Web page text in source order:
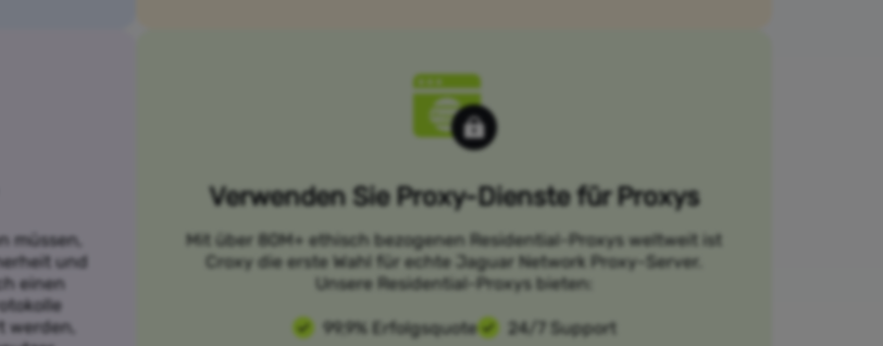
müssen,
und
einen
werden,
Verwenden Sie Proxy-Dienste für Proxys
Mit über 80M+ ethisch bezogenen Residential-Proxys weltweit ist
Croxy die erste Wahl für echte Jaguar Network Proxy-Server.
Unsere Residential-Proxys bieten:
99,9% Erfolgsquote 24/7 Support